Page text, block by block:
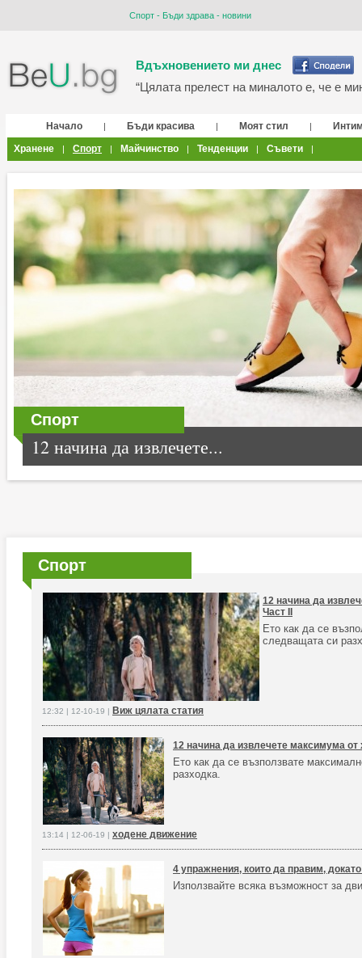
Спорт - Бъди здрава - новини
Вдъхновението ми днес
“Цялата прелест на миналото е, че е
Начало | Бъди красива | Моят стил |
Хранене
| Спорт | Майчинство | Тенденции | Съвети |
Спорт
12 начина да извлечете...
Спорт
12 начина да
Част II
Ето как да се
следващата си
12:32 | 12-10-19 | Виж цялата статия
12 начина да извлечете максимума от
Ето как да се възползвате
разходка.
13:14 | 12-06-19 | ходене движение
4 упражнения, които да правим,
Използвайте всяка възможност за